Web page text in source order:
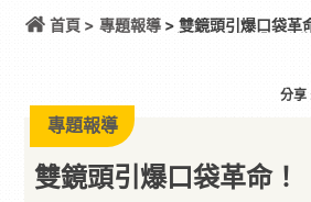
首頁 > 專題報導> 雙鏡頭引爆口袋
分享
專題報導
雙鏡頭引爆口袋革命